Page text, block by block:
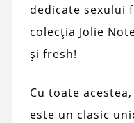
dedicate sexului
colecția Jolie
și fresh!
Cu toate
este un clasic